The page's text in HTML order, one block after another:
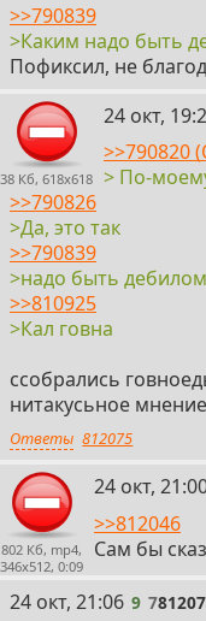
>>790839
>Каким надо быть
Пофиксил, не
38 Кб, 618x618
7
24 окт,
>>790820
> По-
>>790826
>Да, это так
>>790839
>надо быть дебилом
>>810925
>Кал говна
ссобрались
нитакусьное
Ответы 812075
802 Кб, mp4,
346x512, 0:09
8
24 окт,
>>812046
Сам бы
9
24 окт, 21:06 9 7